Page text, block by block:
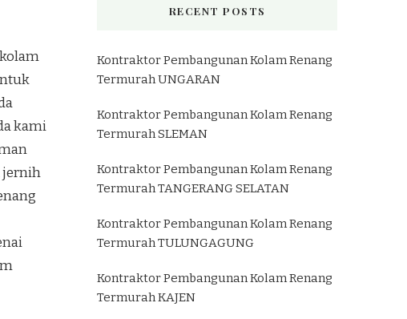
kami
jernih
RECENT POSTS
Kontraktor Pembangunan Kolam Renang
Termurah UNGARAN
Kontraktor Pembangunan Kolam Renang
Termurah SLEMAN
Kontraktor Pembangunan Kolam Renang
Termurah TANGERANG SELATAN
Kontraktor Pembangunan Kolam Renang
Termurah TULUNGAGUNG
Kontraktor Pembangunan Kolam Renang
Termurah KAJEN